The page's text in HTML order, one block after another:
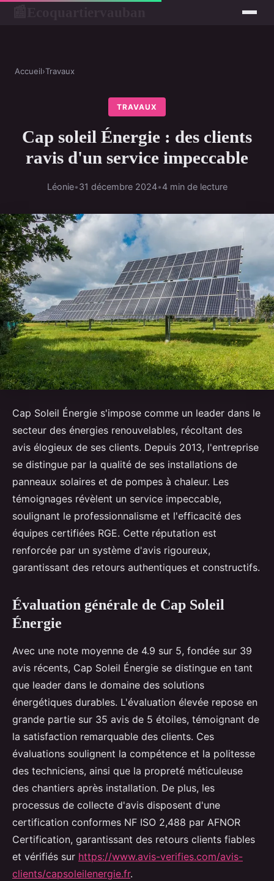
Accueil›Travaux
TRAVAUX
Cap soleil Énergie : des clients
ravis d'un service impeccable
Léonie•31 décembre 2024•4 min de lecture
Cap Soleil Énergie s'impose comme un leader dans le
secteur des énergies renouvelables, récoltant des
avis élogieux de ses clients. Depuis 2013, l'entreprise
se distingue par la qualité de ses installations de
panneaux solaires et de pompes à chaleur. Les
témoignages révèlent un service impeccable,
soulignant le professionnalisme et l'efficacité des
équipes certifiées RGE. Cette réputation est
renforcée par un système d'avis rigoureux,
garantissant des retours authentiques et constructifs.
Évaluation générale de Cap Soleil
Énergie
Avec une note moyenne de 4.9 sur 5, fondée sur 39
avis récents, Cap Soleil Énergie se distingue en tant
que leader dans le domaine des solutions
énergétiques durables. L'évaluation élevée repose en
grande partie sur 35 avis de 5 étoiles, témoignant de
la satisfaction remarquable des clients. Ces
évaluations soulignent la compétence et la politesse
des techniciens, ainsi que la propreté méticuleuse
des chantiers après installation. De plus, les
processus de collecte d'avis disposent d'une
certification conformes NF ISO 2,488 par AFNOR
Certification, garantissant des retours clients fiables
et vérifiés sur https://www.avis-verifies.com/avis-
clients/capsoleilenergie.fr.